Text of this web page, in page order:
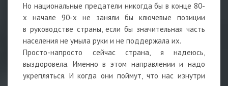
Но национальные предатели никогда бы в конце 80-
х начале 90-х не заняли бы ключевые позиции
в руководстве страны, если бы значительная часть
населения не умыла руки и не поддержала их.
Просто-напросто сейчас страна, я надеюсь,
выздоровела. Именно в этом направлении и надо
укрепляться. И когда они поймут, что нас изнутри